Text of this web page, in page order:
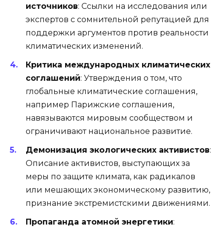
источников: Ссылки на исследования или
экспертов с сомнительной репутацией для
поддержки аргументов против реальности
климатических изменений.
Критика международных климатических
соглашений: Утверждения о том, что
глобальные климатические соглашения,
например Парижские соглашения,
навязываются мировым сообществом и
ограничивают национальное развитие.
Демонизация экологических активистов:
Описание активистов, выступающих за
меры по защите климата, как радикалов
или мешающих экономическому развитию,
признание экстремистскими движениями.
Пропаганда атомной энергетики: